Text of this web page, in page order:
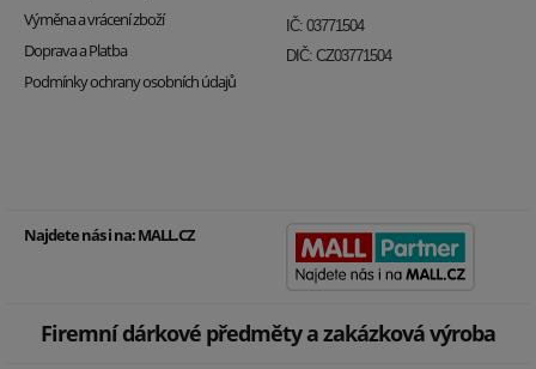
Výměna a vrácení zboží
Doprava a Platba
Podmínky ochrany osobních údajů
IČ: 03771504
DIČ: CZ03771504
Najdete nás i na:MALL.CZ
Firemní dárkové předměty a zakázková výroba